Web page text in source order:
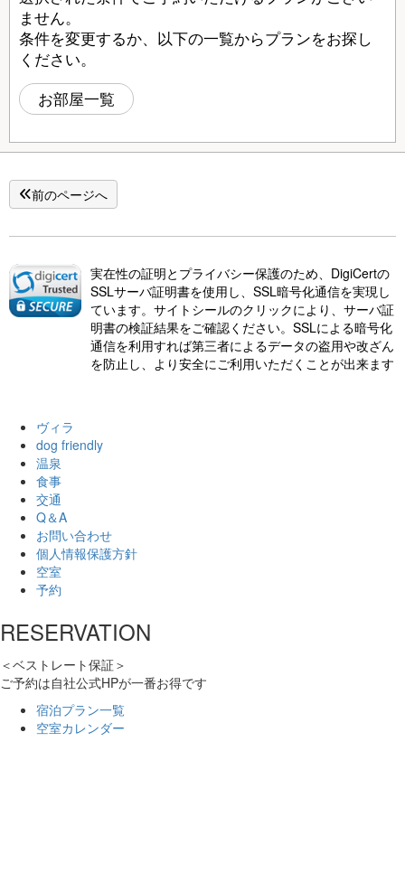
ません。
条件を変更するか、以下の一覧からプランをお探し
ください。
お部屋一覧
前のページへ
実在性の証明とプライバシー保護のため、DigiCertの
SSLサーバ証明書を使用し、SSL暗号化通信を実現し
ています。サイトシールのクリックにより、サーバ証
明書の検証結果をご確認ください。SSLによる暗号化
通信を利用すれば第三者によるデータの盗用や改ざん
を防止し、より安全にご利用いただくことが出来ます
ヴィラ
dog friendly
温泉
食事
交通
Q＆A
お問い合わせ
個人情報保護方針
空室
予約
RESERVATION
＜ベストレート保証＞
ご予約は自社公式HPが一番お得です
宿泊プラン一覧
空室カレンダー